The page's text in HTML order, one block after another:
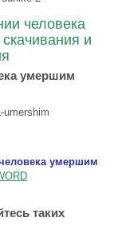
человека
и
умершим
умершим
таких